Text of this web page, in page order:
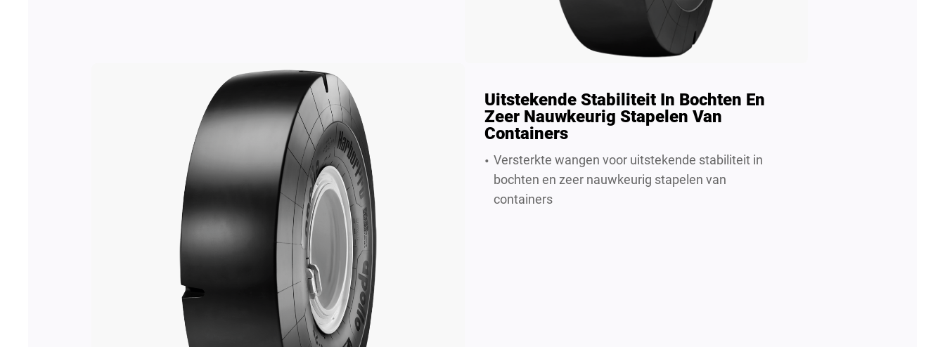
Uitstekende Stabiliteit In Bochten En
Zeer Nauwkeurig Stapelen Van
Containers
Versterkte wangen voor uitstekende stabiliteit in
bochten en zeer nauwkeurig stapelen van
containers